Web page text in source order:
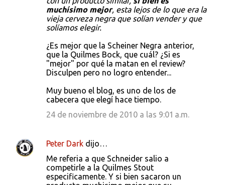
muchísimo mejor, esta lejos de lo que era la
vieja cerveza negra que solían vender y que
solíamos elegir.
¿Es mejor que la Scheiner Negra anterior,
que la Quilmes Bock, que cuál? ¿Si es
"mejor" por qué la matan en el review?
Disculpen pero no logro entender...
Muy bueno el blog, es uno de los de
cabecera que elegí hace tiempo.
24 de noviembre de 2010 a las 9:01 a.m.
Peter Dark dijo…
Me referia a que Schneider salio a
competirle a la Quilmes Stout
especificamente. Y si bien sacaron un